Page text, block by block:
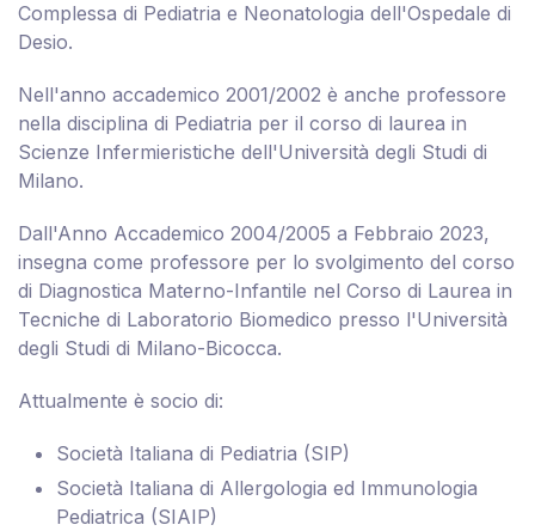
Complessa di Pediatria e Neonatologia dell'Ospedale di
Desio.
Nell'anno accademico 2001/2002 è anche professore
nella disciplina di Pediatria per il corso di laurea in
Scienze Infermieristiche dell'Università degli Studi di
Milano.
Dall'Anno Accademico 2004/2005 a Febbraio 2023,
insegna come professore per lo svolgimento del corso
di Diagnostica Materno-Infantile nel Corso di Laurea in
Tecniche di Laboratorio Biomedico presso l'Università
degli Studi di Milano-Bicocca.
Attualmente è socio di:
Società Italiana di Pediatria (SIP)
Società Italiana di Allergologia ed Immunologia
Pediatrica (SIAIP)